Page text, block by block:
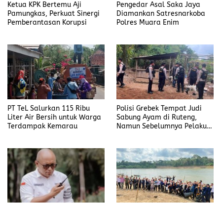
Ketua KPK Bertemu Aji
Pamungkas, Perkuat Sinergi
Pemberantasan Korupsi
Pengedar Asal Saka Jaya
Diamankan Satresnarkoba
Polres Muara Enim
PT TeL Salurkan 115 Ribu
Liter Air Bersih untuk Warga
Terdampak Kemarau
Polisi Grebek Tempat Judi
Sabung Ayam di Ruteng,
Namun Sebelumnya Pelaku